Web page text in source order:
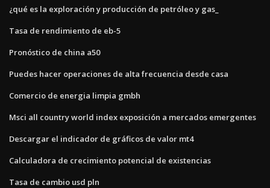
¿qué es la exploración y producción de petróleo y gas_
Tasa de rendimiento de eb-5
Pronóstico de china a50
Puedes hacer operaciones de alta frecuencia desde casa
Comercio de energia limpia gmbh
Msci all country world index exposición a mercados emergentes
Descargar el indicador de gráficos de valor mt4
Calculadora de crecimiento potencial de existencias
Tasa de cambio usd pln